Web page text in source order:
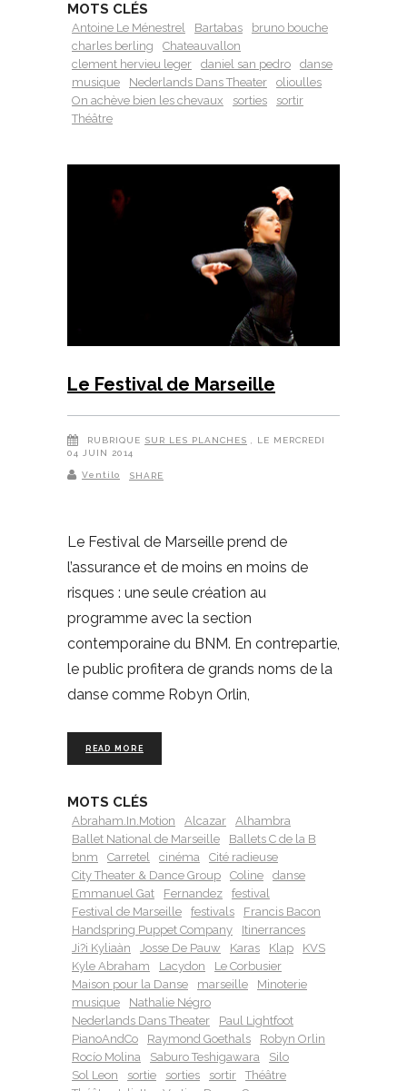
MOTS CLÉS
Antoine Le Ménestrel Bartabas
bruno bouche
charles berling
Chateauvallon
clement hervieu leger
daniel san pedro
danse
musique
Nederlands Dans Theater
olioulles
On achève bien les chevaux
sorties
sortir
Théâtre
Le Festival de Marseille
RUBRIQUE SUR LES PLANCHES
, LE MERCREDI
04 JUIN 2014
Ventilo SHARE
Le Festival de Marseille prend de
l’assurance et de moins en moins de
risques : une seule création au
programme avec la section
contemporaine du BNM. En contrepartie,
le public profitera de grands noms de la
danse comme Robyn Orlin,
READ MORE
MOTS CLÉS
Abraham.In.Motion Alcazar
Alhambra
Ballet National de Marseille
Ballets C de la B
bnm
Carretel cinéma
Cité radieuse
City Theater & Dance Group
Coline
danse
Emmanuel Gat
Fernandez
festival
Festival de Marseille
festivals
Francis Bacon
Handspring Puppet Company
Itinerrances
Ji?i Kyliaàn
Josse De Pauw Karas Klap
KVS
Kyle Abraham
Lacydon
Le Corbusier
Maison pour la Danse
marseille
Minoterie
musique
Nathalie Négro
Nederlands Dans Theater
Paul Lightfoot
PianoAndCo
Raymond Goethals
Robyn Orlin
Rocío Molina
Saburo Teshigawara
Silo
Sol Leon
sortie sorties sortir
Théâtre